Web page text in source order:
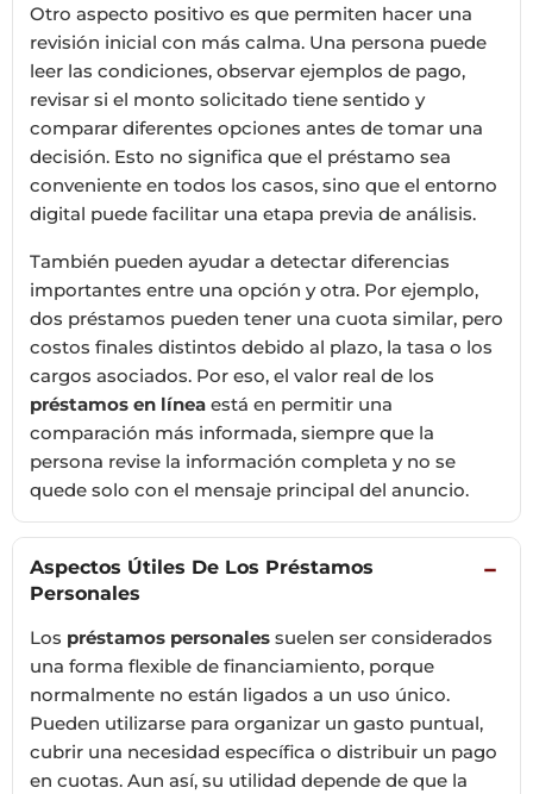
Otro aspecto positivo es que permiten hacer una
revisión inicial con más calma. Una persona puede
leer las condiciones, observar ejemplos de pago,
revisar si el monto solicitado tiene sentido y
comparar diferentes opciones antes de tomar una
decisión. Esto no significa que el préstamo sea
conveniente en todos los casos, sino que el entorno
digital puede facilitar una etapa previa de análisis.
También pueden ayudar a detectar diferencias
importantes entre una opción y otra. Por ejemplo,
dos préstamos pueden tener una cuota similar, pero
costos finales distintos debido al plazo, la tasa o los
cargos asociados. Por eso, el valor real de los
préstamos en línea está en permitir una
comparación más informada, siempre que la
persona revise la información completa y no se
quede solo con el mensaje principal del anuncio.
Aspectos Útiles De Los Préstamos
Personales
−
Los préstamos personales suelen ser considerados
una forma flexible de financiamiento, porque
normalmente no están ligados a un uso único.
Pueden utilizarse para organizar un gasto puntual,
cubrir una necesidad específica o distribuir un pago
en cuotas. Aun así, su utilidad depende de que la